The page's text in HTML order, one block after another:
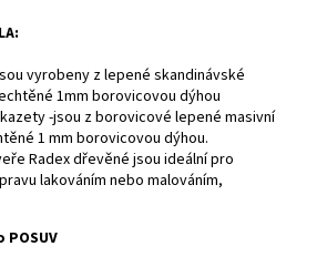
vyrobeny z lepené skandinávské
1mm borovicovou dýhou
-jsou z borovicové lepené masivní
1 mm borovicovou dýhou.
Radex dřevěné jsou ideální pro
lakováním nebo malováním,